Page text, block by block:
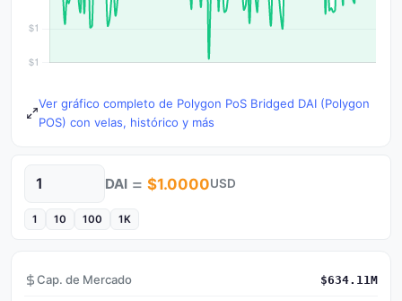
Ver gráfico completo de Polygon PoS Bridged DAI (Polygon
POS) con velas, histórico y más
Cantidad DAI = $1.0000USD
1 10 100 1K
Cap. de Mercado $634.11M